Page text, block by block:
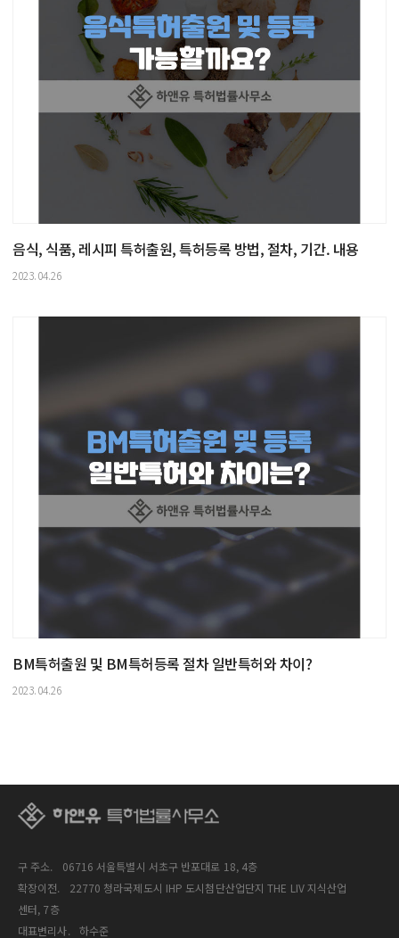
음식, 식품, 레시피 특허출원, 특허등록 방법, 절차, 기간. 내용
2023.04.26
BM특허출원 및 BM특허등록 절차 일반특허와 차이?
2023.04.26
구 주소.
06716 서울특별시 서초구 반포대로 18, 4층
확장이전.
22770 청라국제도시 IHP 도시첨단산업단지 THE LIV 지식산업
센터, 7층
대표변리사.
하수준